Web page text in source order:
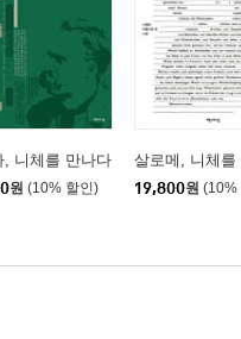
, 니체를 만나다
원 (10% 할인)
살로메, 니체를
19,800원 (10%